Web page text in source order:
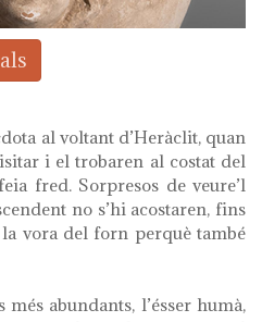
al voltant d’Heràclit, quan
i el trobaren al costat del
fred. Sorpresos de veure’l
no s’hi acostaren, fins
vora del forn perquè també
abundants, l’ésser humà,